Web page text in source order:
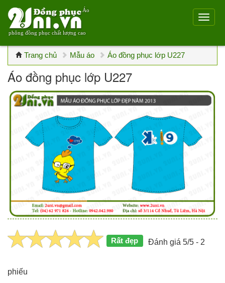
Áo
phông đồng phục chất lượng cao
Trang chủ Mẫu áo Áo đồng phục lớp U227
Áo đồng phục lớp U227
Rất đẹp Đánh giá 5/5 - 2
phiếu